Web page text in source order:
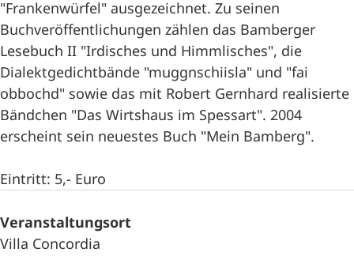
"Frankenwürfel" ausgezeichnet. Zu seinen
Buchveröffentlichungen zählen das Bamberger
Lesebuch II "Irdisches und Himmlisches", die
Dialektgedichtbände "muggnschiisla" und "fai
obbochd" sowie das mit Robert Gernhard realisierte
Bändchen "Das Wirtshaus im Spessart". 2004
erscheint sein neuestes Buch "Mein Bamberg".
Eintritt: 5,- Euro
Veranstaltungsort
Villa Concordia